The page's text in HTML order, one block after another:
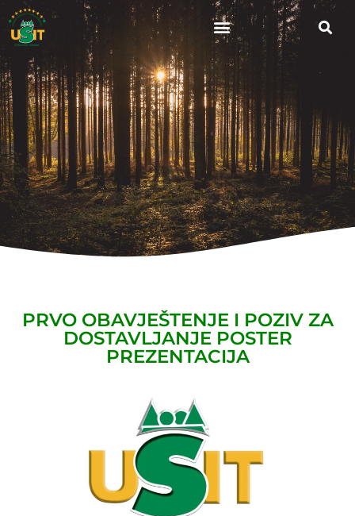
PRVO OBAVJEŠTENJE I POZIV ZA
DOSTAVLJANJE POSTER
PREZENTACIJA